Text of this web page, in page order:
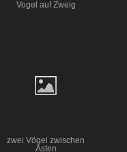
Vogel auf Zweig
zwei Vögel zwischen
Ästen